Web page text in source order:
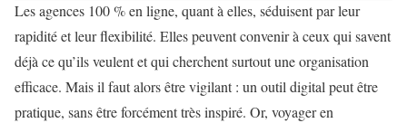
Les agences 100 % en ligne, quant à elles, séduisent par leur
rapidité et leur flexibilité. Elles peuvent convenir à ceux qui savent
déjà ce qu’ils veulent et qui cherchent surtout une organisation
efficace. Mais il faut alors être vigilant : un outil digital peut être
pratique, sans être forcément très inspiré. Or, voyager en